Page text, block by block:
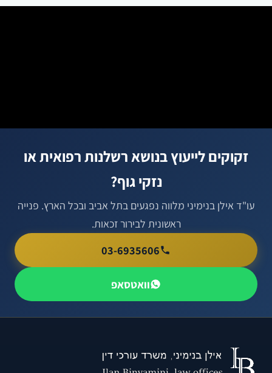
זקוקים לייעוץ בנושא רשלנות רפואית או
נזקי גוף?
עו"ד אילן בנימיני מלווה נפגעים בתל אביב ובכל הארץ. פנייה
ראשונית לבירור זכאות.
03-6935606
וואטסאפ